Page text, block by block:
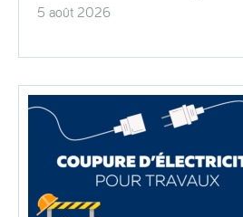
5 août 2026